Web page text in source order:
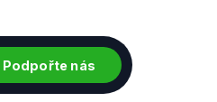
Podpořte nás